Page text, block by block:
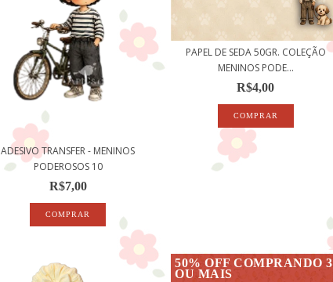
ADESIVO TRANSFER - MENINOS
PODEROSOS 10
R$7,00
PAPEL DE SEDA 50GR. COLEÇÃO
MENINOS PODE...
R$4,00
50% OFF COMPRANDO 3
OU MAIS